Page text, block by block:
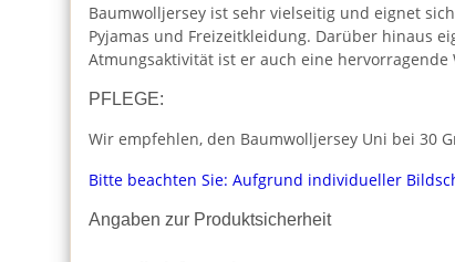
Baumwolljersey ist sehr vielseitig und eignet
Pyjamas und Freizeitkleidung. Darüber hinaus
Atmungsaktivität ist er auch eine
PFLEGE:
Wir empfehlen, den Baumwolljersey Uni bei 30
Bitte beachten Sie: Aufgrund individueller
Angaben zur Produktsicherheit